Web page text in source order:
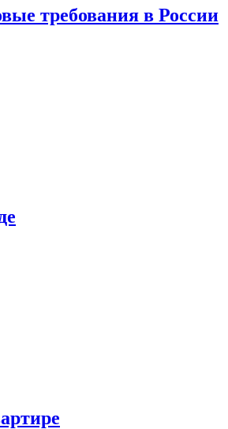
требования в России